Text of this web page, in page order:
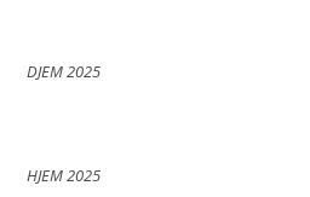
DJEM 2025
HJEM 2025